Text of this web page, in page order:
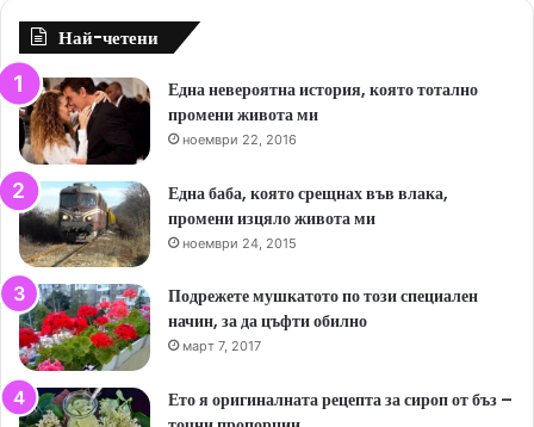
Най-четени
Една невероятна история, която тотално
промени живота ми
ноември 22, 2016
Една баба, която срещнах във влака,
промени изцяло живота ми
ноември 24, 2015
Подрежете мушкатото по този специален
начин, за да цъфти обилно
март 7, 2017
Ето я оригиналната рецепта за сироп от бъз –